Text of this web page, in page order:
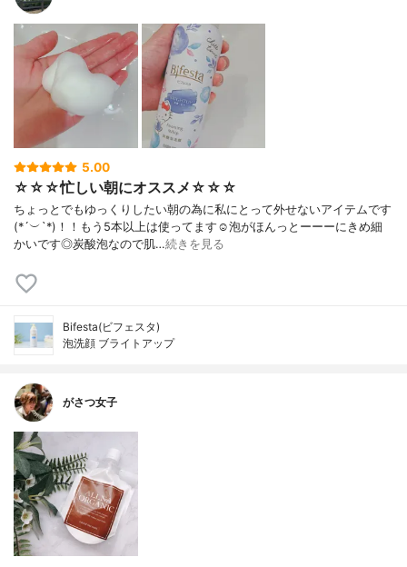
5.00
☆☆☆忙しい朝にオススメ☆☆☆
ちょっとでもゆっくりしたい朝の為に私にとって外せないアイテムです
(*´︶`*)！！もう5本以上は使ってます☺️泡がほんっとーーーにきめ細
かいです◎炭酸泡なので肌…続きを見る
Bifesta(ビフェスタ)
泡洗顔 ブライトアップ
がさつ女子